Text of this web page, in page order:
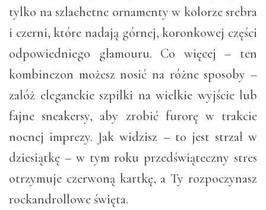
tylko na szlachetne ornamenty w kolorze srebra
i czerni, które nadają górnej, koronkowej części
odpowiedniego glamouru. Co więcej – ten
kombinezon możesz nosić na różne sposoby –
zalóż eleganckie szpilki na wielkie wyjście lub
fajne sneakersy, aby zrobić furorę w trakcie
nocnej imprezy. Jak widzisz – to jest strzał w
dziesiątkę – w tym roku przedświąteczny stres
otrzymuje czerwoną kartkę, a Ty rozpoczynasz
rockandrollowe święta.